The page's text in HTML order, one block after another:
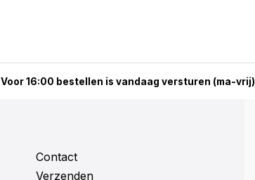
Voor 16:00 bestellen is vandaag versturen (ma-vrij)
Contact
Verzenden